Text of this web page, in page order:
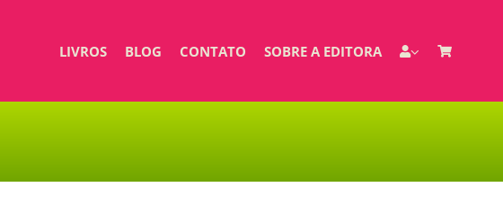
LIVROS BLOG CONTATO SOBRE A EDITORA